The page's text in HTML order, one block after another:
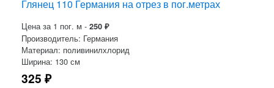
Глянец 110 Германия на отрез в пог.метрах
Цена за 1 пог. м - 250 ₽
Производитель: Германия
Материал: поливинилхлорид
Ширина: 130 см
325 ₽